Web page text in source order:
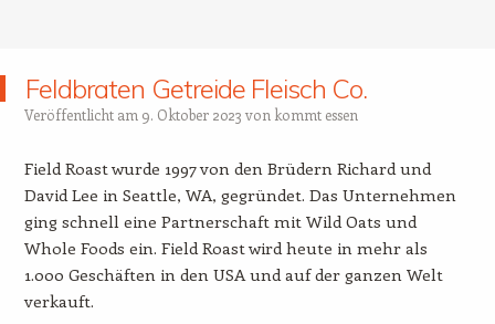
Feldbraten Getreide Fleisch Co.
Veröffentlicht am 9. Oktober 2023 von kommt essen
Field Roast wurde 1997 von den Brüdern Richard und
David Lee in Seattle, WA, gegründet. Das Unternehmen
ging schnell eine Partnerschaft mit Wild Oats und
Whole Foods ein. Field Roast wird heute in mehr als
1.000 Geschäften in den USA und auf der ganzen Welt
verkauft.